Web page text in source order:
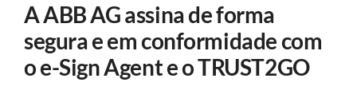
A ABB AG assina de forma
segura e em conformidade com
o e-Sign Agent e o TRUST2GO